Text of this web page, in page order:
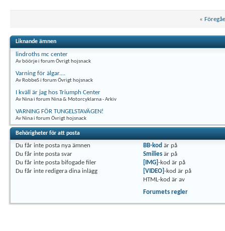
«
Liknande ämnen
lindroths mc center
Av böörje i forum Övrigt hojsnack
Varning för älgar....
Av RobbeS i forum Övrigt hojsnack
I kväll är jag hos Triumph Center
Av Nina i forum Nina & Motorcyklarna - Arkiv
VARNING FÖR TUNGELSTAVÄGEN!
Av Nina i forum Övrigt hojsnack
Behörigheter för att posta
Du får inte posta nya ämnen
Du får inte posta svar
Du får inte posta bifogade filer
Du får inte redigera dina inlägg
BB-kod är på
Smilies är på
[IMG]-kod är på
[VIDEO]-kod är på
HTML-kod är av
Forumets regler